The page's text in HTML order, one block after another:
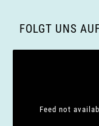
a
FOLGT UNS
Feed not